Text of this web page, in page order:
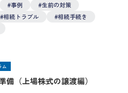
#事例
#生前の対策
#相続トラブル
#相続手続き
ム
備（上場株式の譲渡編）